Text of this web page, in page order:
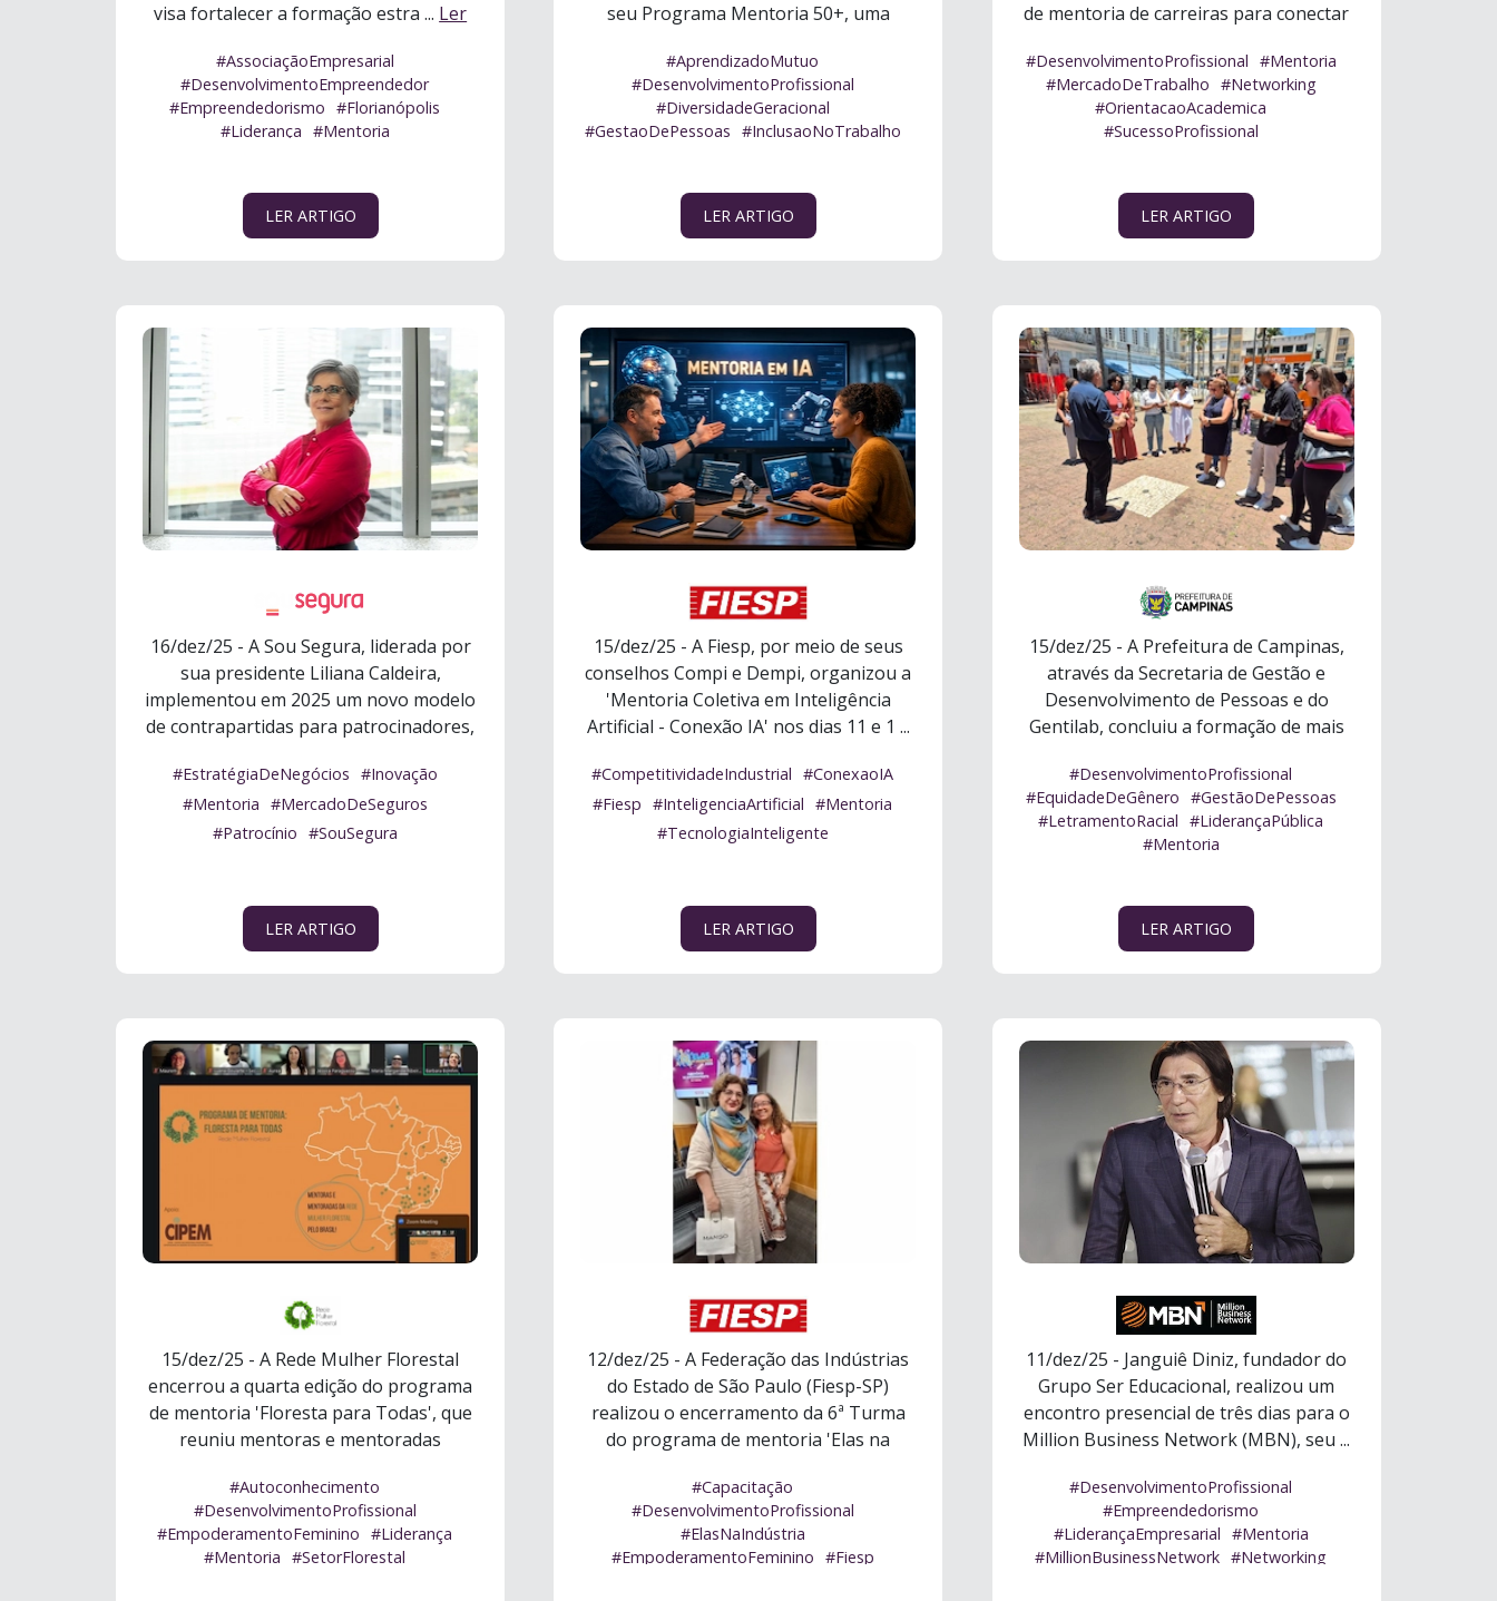
visa fortalecer a formação estra ... Ler
#AssociaçãoEmpresarial
#DesenvolvimentoEmpreendedor
#Empreendedorismo #Florianópolis
#Liderança #Mentoria
LER ARTIGO
seu Programa Mentoria 50+, uma
#AprendizadoMutuo
#DesenvolvimentoProfissional
#DiversidadeGeracional
#GestaoDePessoas #InclusaoNoTrabalho
LER ARTIGO
de mentoria de carreiras para conectar
#DesenvolvimentoProfissional #Mentoria
#MercadoDeTrabalho #Networking
#OrientacaoAcademica
#SucessoProfissional
LER ARTIGO
16/dez/25 - A Sou Segura, liderada por
sua presidente Liliana Caldeira,
implementou em 2025 um novo modelo
de contrapartidas para patrocinadores,
#EstratégiaDeNegócios #Inovação
#Mentoria #MercadoDeSeguros
#Patrocínio #SouSegura
LER ARTIGO
15/dez/25 - A Fiesp, por meio de seus
conselhos Compi e Dempi, organizou a
'Mentoria Coletiva em Inteligência
Artificial - Conexão IA' nos dias 11 e 1 ...
#CompetitividadeIndustrial
#ConexaoIA
#Fiesp
#InteligenciaArtificial
#Mentoria
#TecnologiaInteligente
LER ARTIGO
15/dez/25 - A Prefeitura de Campinas,
através da Secretaria de Gestão e
Desenvolvimento de Pessoas e do
Gentilab, concluiu a formação de mais
#DesenvolvimentoProfissional
#EquidadeDeGênero #GestãoDePessoas
#LetramentoRacial #LiderançaPública
#Mentoria
LER ARTIGO
15/dez/25 - A Rede Mulher Florestal
encerrou a quarta edição do programa
de mentoria 'Floresta para Todas', que
reuniu mentoras e mentoradas
#Autoconhecimento
#DesenvolvimentoProfissional
#EmpoderamentoFeminino #Liderança
#Mentoria #SetorFlorestal
12/dez/25 - A Federação das Indústrias
do Estado de São Paulo (Fiesp-SP)
realizou o encerramento da 6ª Turma
do programa de mentoria 'Elas na
#Capacitação
#DesenvolvimentoProfissional
#ElasNaIndústria
#EmpoderamentoFeminino #Fiesp
11/dez/25 - Janguiê Diniz, fundador do
Grupo Ser Educacional, realizou um
encontro presencial de três dias para o
Million Business Network (MBN), seu ...
#DesenvolvimentoProfissional
#Empreendedorismo
#LiderançaEmpresarial #Mentoria
#MillionBusinessNetwork #Networking